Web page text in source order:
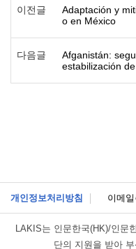
이전글
Adaptación y
o en México
다음글
Afganistán:
estabilización
개인정보처리방침 이메
LAKIS는 인문한국(HK)/인문
단의 지원을 받아